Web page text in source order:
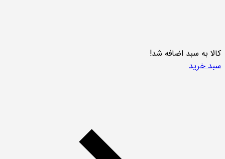
کالا به سبد اضافه شد!
سبد خرید